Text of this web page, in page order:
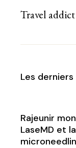
Travel
Les
Rajeunir
LaseMD et